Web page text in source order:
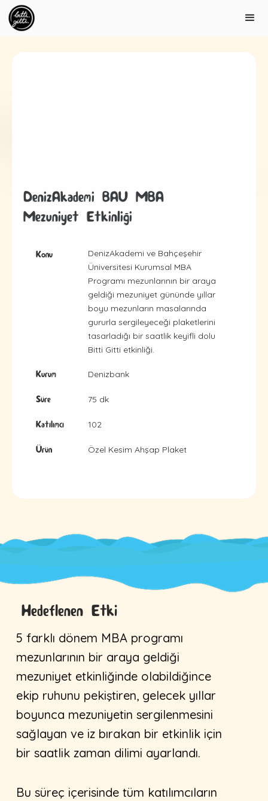
DenizAkademi BAU MBA
Mezuniyet Etkinliği
Konu
DenizAkademi ve Bahçeşehir
Üniversitesi Kurumsal MBA
Programı mezunlarının bir araya
geldiği mezuniyet gününde yıllar
boyu mezunların masalarında
gururla sergileyeceği plaketlerini
tasarladığı bir saatlik keyifli dolu
Bitti Gitti etkinliği.
Kurum Denizbank
Süre 75 dk
Katılımcı 102
Ürün Özel Kesim Ahşap Plaket
Hedeflenen Etki
5 farklı dönem MBA programı
mezunlarının bir araya geldiği
mezuniyet etkinliğinde olabildiğince
ekip ruhunu pekiştiren, gelecek yıllar
boyunca mezuniyetin sergilenmesini
sağlayan ve iz bırakan bir etkinlik için
bir saatlik zaman dilimi ayarlandı.
Bu süreç içerisinde tüm katılımcıların